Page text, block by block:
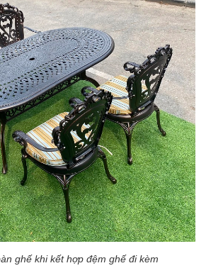
ghế khi kết hợp đệm ghế đi kèm